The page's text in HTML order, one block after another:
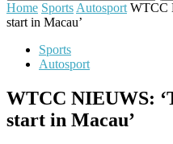
Home Sports Autosport WTCC
start in Macau’
Sports
Autosport
WTCC NIEUWS:
start in Macau’